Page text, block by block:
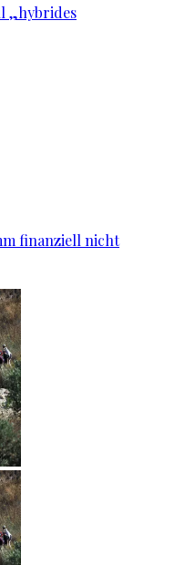
„hybrides
finanziell nicht